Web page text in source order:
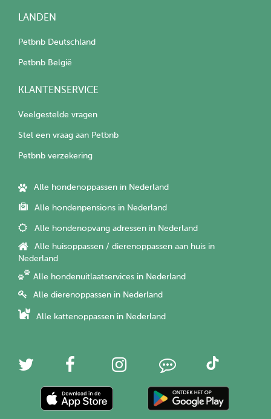
LANDEN
Petbnb Deutschland
Petbnb België
KLANTENSERVICE
Veelgestelde vragen
Stel een vraag aan Petbnb
Petbnb verzekering
Alle hondenoppassen in Nederland
Alle hondenpensions in Nederland
Alle hondenopvang adressen in Nederland
Alle huisoppassen / dierenoppassen aan huis in
Nederland
Alle hondenuitlaatservices in Nederland
Alle dierenoppassen in Nederland
Alle kattenoppassen in Nederland